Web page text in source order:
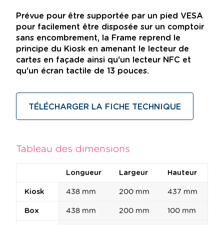
Prévue pour être supportée par un pied VESA
pour facilement être disposée sur un comptoir
sans encombrement, la Frame reprend le
principe du Kiosk en amenant le lecteur de
cartes en façade ainsi qu'un lecteur NFC et
qu'un écran tactile de 13 pouces.
TÉLÉCHARGER LA FICHE TECHNIQUE
Tableau des dimensions
Longueur Largeur Hauteur
Kiosk 438 mm 200 mm 437 mm
Box 438 mm 200 mm 100 mm